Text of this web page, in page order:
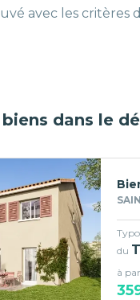
avec les critères
dans le
du
à